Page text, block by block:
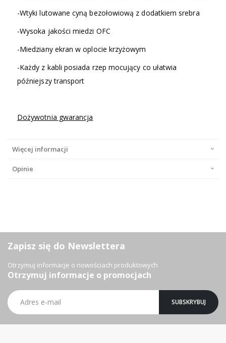
-Wtyki lutowane cyną bezołowiową z dodatkiem srebra
-Wysoka jakości miedzi OFC
-Miedziany ekran w oplocie krzyżowym
-Każdy z kabli posiada rzep mocujący co ułatwia
późniejszy transport
Dożywotnia gwarancja
Więcej informacji
Opinie
Zapisz się do Newslettera
Otrzymuj informacje o nowościach produktowych
Otrzymuj informacje o promocjach
Subskrybuj
nasz
newsletter:
SUBSKRYBUJ